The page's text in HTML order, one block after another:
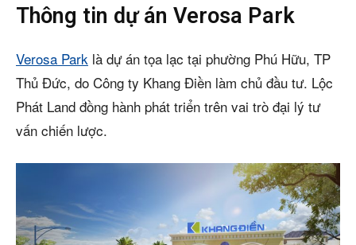
Thông tin dự án Verosa Park
Verosa Park là dự án tọa lạc tại phường Phú Hữu, TP
Thủ Đức, do Công ty Khang Điền làm chủ đầu tư. Lộc
Phát Land đồng hành phát triển trên vai trò đại lý tư
vấn chiến lược.